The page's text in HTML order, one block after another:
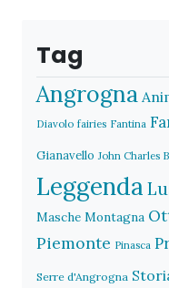
Tag
Angrogna
Diavolo fairies Fantina
Gianavello John Charles
Leggenda
Masche Montagna
Piemonte Pinasca
Serre d'Angrogna